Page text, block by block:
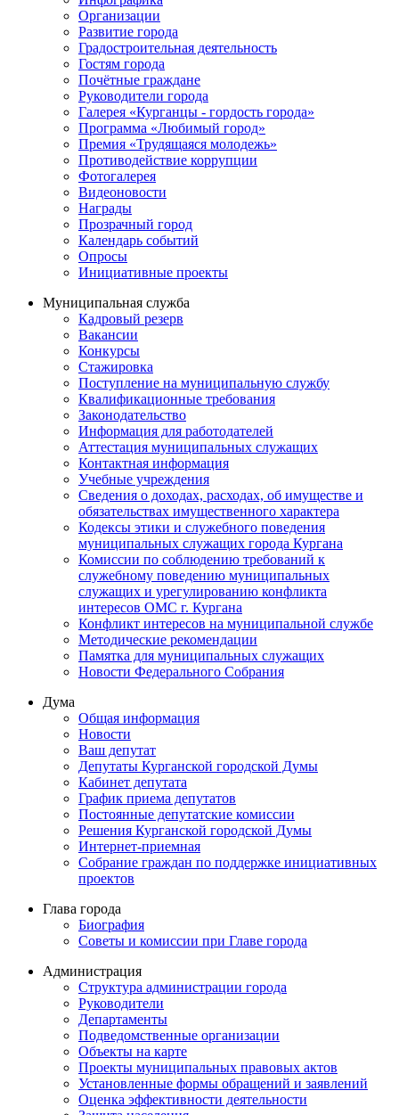
Организации
Развитие города
Градостроительная деятельность
Гостям города
Почётные граждане
Руководители города
Галерея «Курганцы - гордость города»
Программа «Любимый город»
Премия «Трудящаяся молодежь»
Противодействие коррупции
Фотогалерея
Видеоновости
Награды
Прозрачный город
Календарь событий
Опросы
Инициативные проекты
Муниципальная служба
Кадровый резерв
Вакансии
Конкурсы
Стажировка
Поступление на муниципальную службу
Квалификационные требования
Законодательство
Информация для работодателей
Аттестация муниципальных служащих
Контактная информация
Учебные учреждения
Сведения о доходах, расходах, об имуществе и
обязательствах имущественного характера
Кодексы этики и служебного поведения
муниципальных служащих города Кургана
Комиссии по соблюдению требований к
служебному поведению муниципальных
служащих и урегулированию конфликта
интересов ОМС г. Кургана
Конфликт интересов на муниципальной службе
Методические рекомендации
Памятка для муниципальных служащих
Новости Федерального Cобрания
Дума
Общая информация
Новости
Ваш депутат
Депутаты Курганской городской Думы
Кабинет депутата
График приема депутатов
Постоянные депутатские комиссии
Решения Курганской городской Думы
Интернет-приемная
Собрание граждан по поддержке инициативных
проектов
Глава города
Биография
Советы и комиссии при Главе города
Администрация
Структура администрации города
Руководители
Департаменты
Подведомственные организации
Объекты на карте
Проекты муниципальных правовых актов
Установленные формы обращений и заявлений
Оценка эффективности деятельности